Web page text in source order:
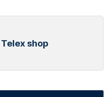
Telex shop